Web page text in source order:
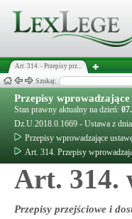
Art. 314. - Przepisy prz...
Szukaj:
Przepisy
Stan prawny aktualny na dzień:
Dz.U.2018.0.1669 - Ustawa z
Przepisy wprowadzające
Art. 314. Przepisy
Art. 314.
Przepisy przejściowe i